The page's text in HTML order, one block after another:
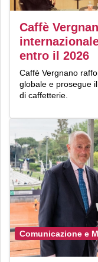
Caffè
entro il 2026
Caffè Vergnano
globale e prosegue
di caffetterie.
Comunicazione e